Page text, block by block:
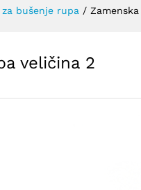
bušenje rupa /
veličina 2